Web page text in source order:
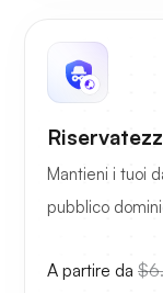
Mantieni i tuoi
pubblico
A partire da